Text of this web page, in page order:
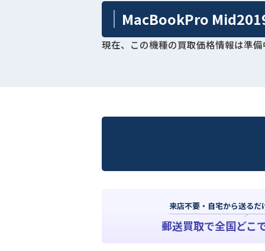
MacBookPro
現在、この機種の買取価格情報は準
来店不要・自宅から送るだ
郵送買取で全国どこ